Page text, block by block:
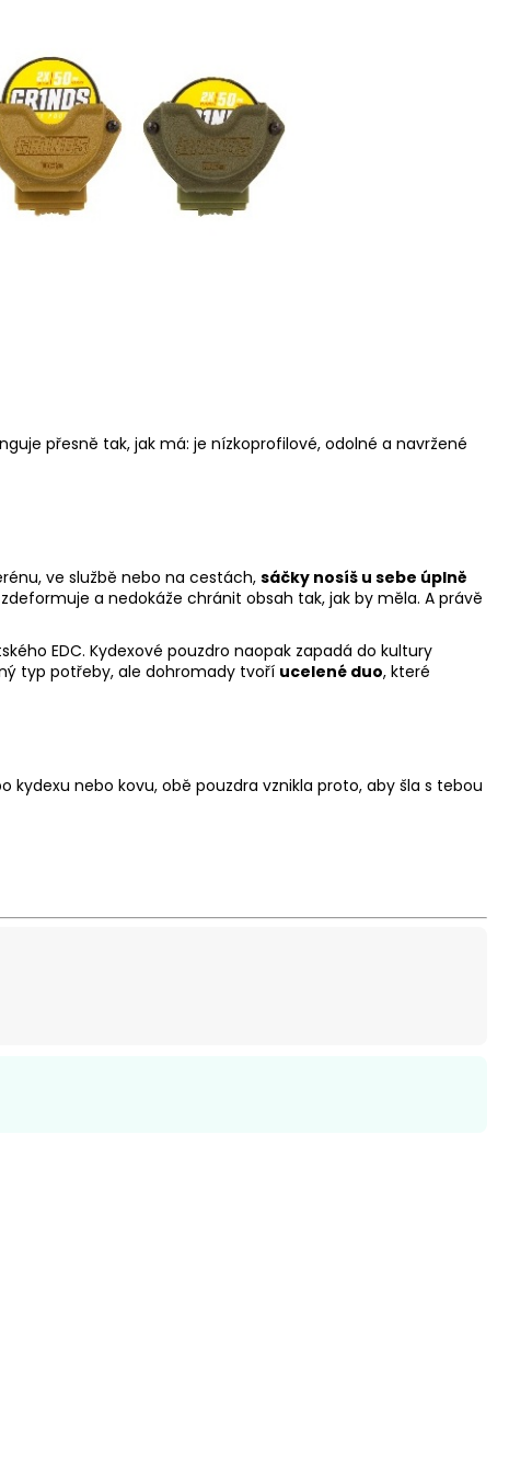
přesně tak, jak má: je nízkoprofilové, odolné a navržené
ve službě nebo na cestách, sáčky nosíš u sebe úplně
a nedokáže chránit obsah tak, jak by měla. A právě
EDC. Kydexové pouzdro naopak zapadá do kultury
typ potřeby, ale dohromady tvoří ucelené duo, které
kydexu nebo kovu, obě pouzdra vznikla proto, aby šla s tebou